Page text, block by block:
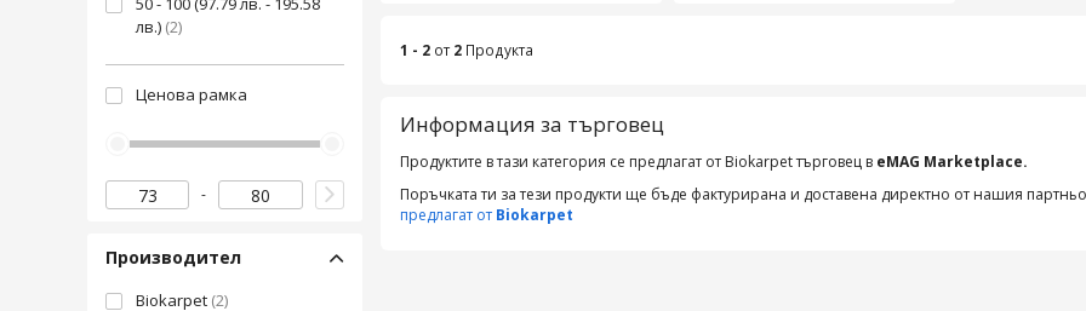
лв.) (2)
Ценова рамка
Производител
Biokarpet (2)
1 - 2 от 2 Продукта
Информация за търговец
Продуктите в тази категория се предлагат от Biokarpet търговец в eMAG Marketplace.
Поръчката ти за тези продукти ще бъде фактурирана и доставена директно от нашия
предлагат от Biokarpet